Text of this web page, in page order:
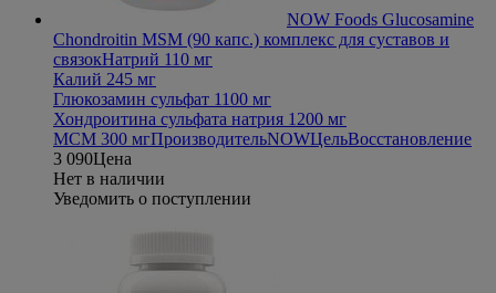
NOW Foods Glucosamine
Chondroitin MSM (90 капс.) комплекс для суставов и
связокНатрий 110 мг
Калий 245 мг
Глюкозамин сульфат 1100 мг
Хондроитина сульфата натрия 1200 мг
МСМ 300 мгПроизводительNOWЦельВосстановление
3 090Цена
Нет в наличии
Уведомить о поступлении